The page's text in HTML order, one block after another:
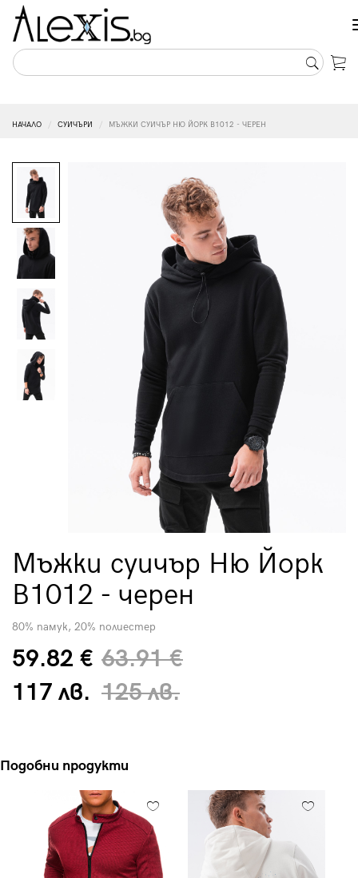
НАЧАЛО СУИЧЪРИ МЪЖКИ СУИЧЪР НЮ ЙОРК B1012 - ЧЕРЕН
Мъжки суичър Ню Йорк
B1012 - черен
80% памук, 20% полиестер
59.82 €
117 лв.
63.91 €
125 лв.
Подобни продукти